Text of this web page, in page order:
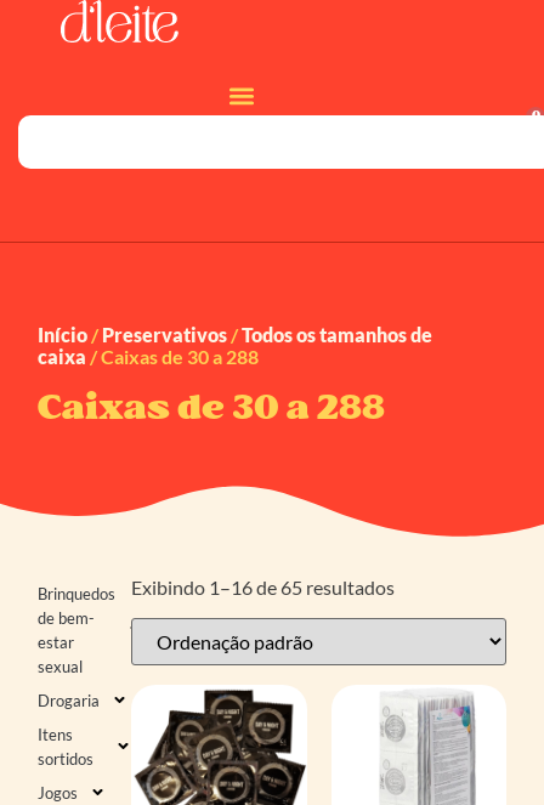
0
Início /Preservativos /Todos os tamanhos de
caixa / Caixas de 30 a 288
Caixas de 30 a 288
Brinquedos
de bem-
estar
sexual
Drogaria
Itens
sortidos
Jogos
Exibindo 1–16 de 65 resultados